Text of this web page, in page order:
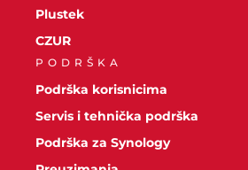
Plustek
CZUR
PODRŠKA
Podrška korisnicima
Servis i tehnička podrška
Podrška za Synology